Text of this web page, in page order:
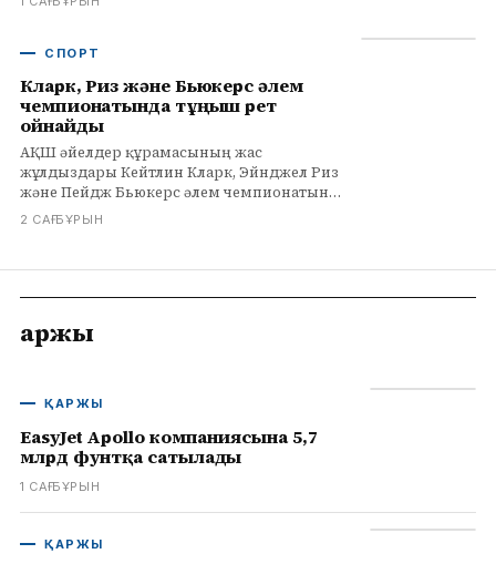
СПОРТ
Кларк, Риз және Бьюкерс әлем
чемпионатында тұңғыш рет
ойнайды
АҚШ әйелдер құрамасының жас
жұлдыздары Кейтлин Кларк, Эйнджел Риз
және Пейдж Бьюкерс әлем чемпионатында
тұңғыш рет ойнайды. Команда Берлинде
2 САҒ БҰРЫН
Қаржы
ҚАРЖЫ
EasyJet Apollo компаниясына 5,7
млрд фунтқа сатылады
1 САҒ БҰРЫН
ҚАРЖЫ